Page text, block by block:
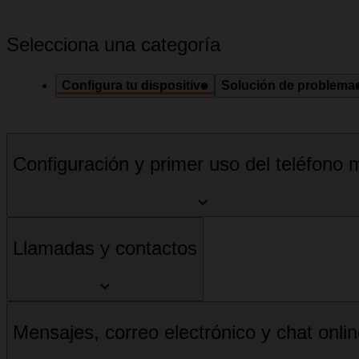
Selecciona una categoría
Configura tu dispositivo Solución de
Configuración y primer uso del teléfono
Llamadas y contactos
Mensajes, correo electrónico y chat